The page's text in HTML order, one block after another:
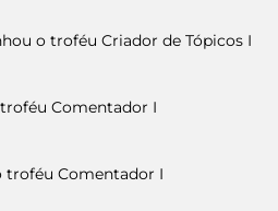
o troféu Criador de Tópicos I
Comentador I
troféu Comentador I